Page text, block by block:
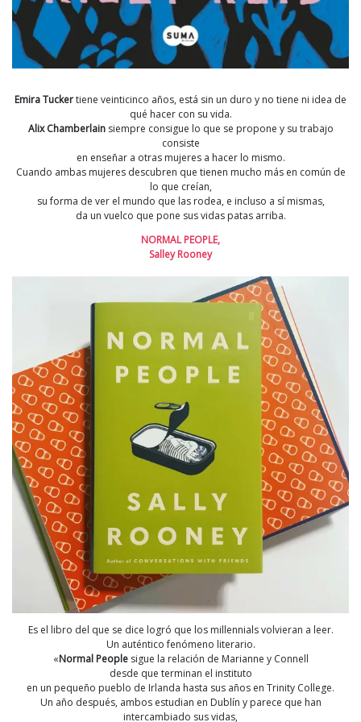
Emira Tuckertiene veinticinco años, está sin un duro y no tiene ni idea de
qué hacer con su vida.
Alix Chamberlain siempre consigue lo que se propone y su trabajo
consiste
en enseñar a otras mujeres a hacer lo mismo.
Cuando ambas mujeres descubren que tienen mucho más en común de
lo que creían,
su forma de ver el mundo que las rodea, e incluso a sí mismas,
da un vuelco que pone sus vidas patas arriba.
NORMAL PEOPLE,
Salley Rooney
Es el libro del que se dice logró que los millennials volvieran a leer.
Un auténtico fenómeno literario.
«Normal Peoplesigue la relación de Marianne y Connell
desde que terminan el instituto
en un pequeño pueblo de Irlanda hasta sus años en Trinity College.
Un año después, ambos estudian en Dublín y parece que han
intercambiado sus vidas,